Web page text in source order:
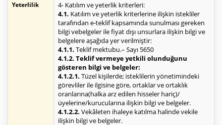
Yeterlilik
4- Katılım ve yeterlik kriterleri:
4.1. Katılım ve yeterlik kriterlerine ilişkin istekliler
tarafından e-teklif kapsamında sunulması gereken
bilgi vebelgeler ile fiyat dışı unsurlara ilişkin bilgi ve
belgelere aşağıda yer verilmiştir:
4.1.1. Teklif mektubu.– Sayı 5650
4.1.2. Teklif vermeye yetkili olunduğunu
gösteren bilgi ve belgeler:
4.1.2.1. Tüzel kişilerde; isteklilerin yönetimindeki
görevliler ile ilgisine göre, ortaklar ve ortaklık
oranlarına(halka arz edilen hisseler hariç)/
üyelerine/kurucularına ilişkin bilgi ve belgeler.
4.1.2.2. Vekâleten ihaleye katılma halinde vekile
ilişkin bilgi ve belgeler.